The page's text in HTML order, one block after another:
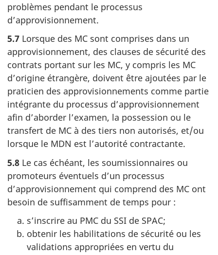
problèmes pendant le processus
d’approvisionnement.
5.7 Lorsque des MC sont comprises dans un
approvisionnement, des clauses de sécurité des
contrats portant sur les MC, y compris les MC
d’origine étrangère, doivent être ajoutées par le
praticien des approvisionnements comme partie
intégrante du processus d’approvisionnement
afin d’aborder l’examen, la possession ou le
transfert de MC à des tiers non autorisés, et/ou
lorsque le MDN est l’autorité contractante.
5.8 Le cas échéant, les soumissionnaires ou
promoteurs éventuels d’un processus
d’approvisionnement qui comprend des MC ont
besoin de suffisamment de temps pour :
s’inscrire au PMC du SSI de SPAC;
obtenir les habilitations de sécurité ou les
validations appropriées en vertu du